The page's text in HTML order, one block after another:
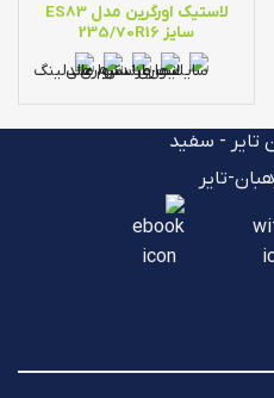
لاستیک اورگرین مدل ES83
سایز 235/70R16